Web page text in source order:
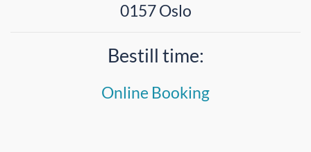
0157 Oslo
Bestill time:
Online Booking